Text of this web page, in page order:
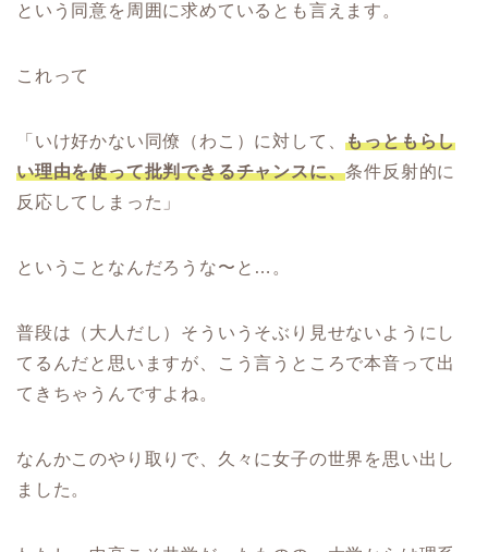
という同意を周囲に求めているとも言えます。
これって
「いけ好かない同僚（わこ）に対して、もっともらし
い理由を使って批判できるチャンスに、条件反射的に
反応してしまった」
ということなんだろうな〜と…。
普段は（大人だし）そういうそぶり見せないようにし
てるんだと思いますが、こう言うところで本音って出
てきちゃうんですよね。
なんかこのやり取りで、久々に女子の世界を思い出し
ました。